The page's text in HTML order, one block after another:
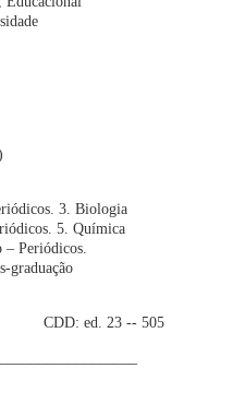
3. Biologia
5. Química
Periódicos.
graduação
505